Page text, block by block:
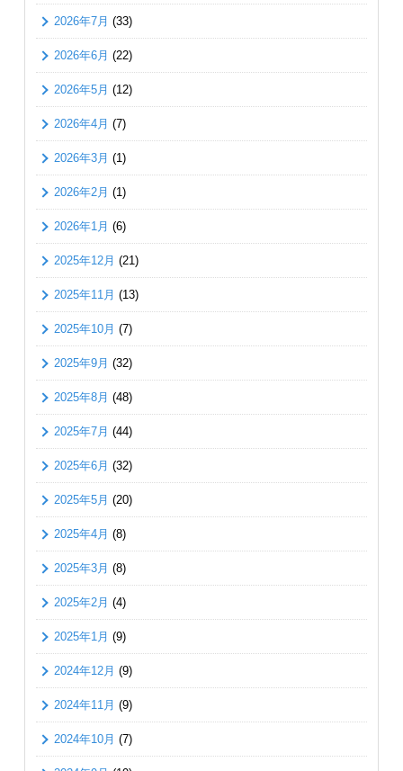
2026年7月 (33)
2026年6月 (22)
2026年5月 (12)
2026年4月 (7)
2026年3月 (1)
2026年2月 (1)
2026年1月 (6)
2025年12月 (21)
2025年11月 (13)
2025年10月 (7)
2025年9月 (32)
2025年8月 (48)
2025年7月 (44)
2025年6月 (32)
2025年5月 (20)
2025年4月 (8)
2025年3月 (8)
2025年2月 (4)
2025年1月 (9)
2024年12月 (9)
2024年11月 (9)
2024年10月 (7)